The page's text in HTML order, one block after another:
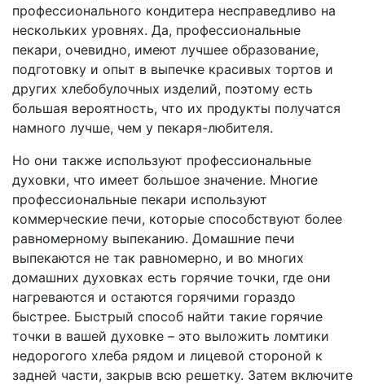
профессионального кондитера несправедливо на
нескольких уровнях. Да, профессиональные
пекари, очевидно, имеют лучшее образование,
подготовку и опыт в выпечке красивых тортов и
других хлебобулочных изделий, поэтому есть
большая вероятность, что их продукты получатся
намного лучше, чем у пекаря-любителя.
Но они также используют профессиональные
духовки, что имеет большое значение. Многие
профессиональные пекари используют
коммерческие печи, которые способствуют более
равномерному выпеканию. Домашние печи
выпекаются не так равномерно, и во многих
домашних духовках есть горячие точки, где они
нагреваются и остаются горячими гораздо
быстрее. Быстрый способ найти такие горячие
точки в вашей духовке – это выложить ломтики
недорогого хлеба рядом и лицевой стороной к
задней части, закрыв всю решетку. Затем включите